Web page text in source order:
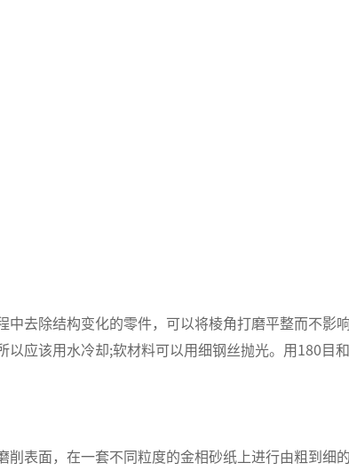
去除结构变化的零件，可以将棱角打磨平整而不影
应该用水冷却;软材料可以用细钢丝抛光。用180目
面，在一套不同粒度的金相砂纸上进行由粗到细的